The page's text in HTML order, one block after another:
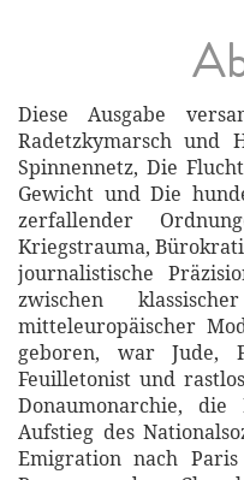
Diese Ausgabe
Radetzkymarsch und
Spinnennetz, Die
Gewicht und Die
zerfallender
Kriegstrauma,
journalistische
zwischen
mitteleuropäischer
geboren, war Jude,
Feuilletonist und
Donaumonarchie,
Aufstieg des
Emigration nach